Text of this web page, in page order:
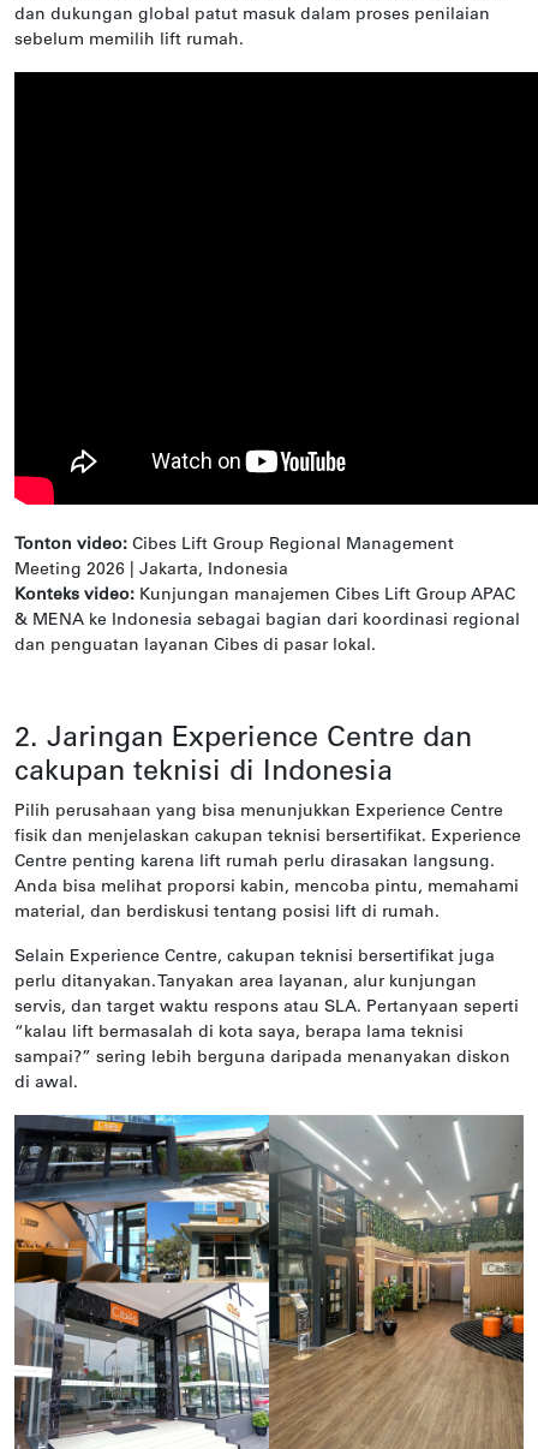
dan dukungan global patut masuk dalam proses penilaian
sebelum memilih lift rumah.
Tonton video: Cibes Lift Group Regional Management
Meeting 2026 | Jakarta, Indonesia
Konteks video: Kunjungan manajemen Cibes Lift Group APAC
& MENA ke Indonesia sebagai bagian dari koordinasi regional
dan penguatan layanan Cibes di pasar lokal.
2. Jaringan Experience Centre dan
cakupan teknisi di Indonesia
Pilih perusahaan yang bisa menunjukkan Experience Centre
fisik dan menjelaskan cakupan teknisi bersertifikat. Experience
Centre penting karena lift rumah perlu dirasakan langsung.
Anda bisa melihat proporsi kabin, mencoba pintu, memahami
material, dan berdiskusi tentang posisi lift di rumah.
Selain Experience Centre, cakupan teknisi bersertifikat juga
perlu ditanyakan. Tanyakan area layanan, alur kunjungan
servis, dan target waktu respons atau SLA. Pertanyaan seperti
“kalau lift bermasalah di kota saya, berapa lama teknisi
sampai?” sering lebih berguna daripada menanyakan diskon
di awal.